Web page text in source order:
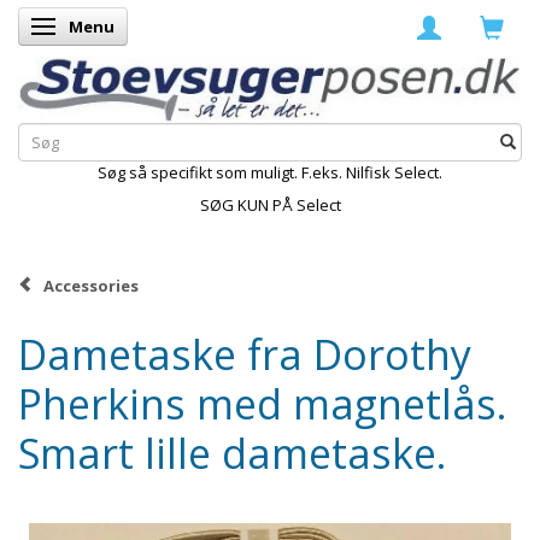
Skifte navigation
Menu
Søg så specifikt som muligt. F.eks. Nilfisk Select.
SØG KUN PÅ Select
Accessories
Dametaske fra Dorothy
Pherkins med magnetlås.
Smart lille dametaske.